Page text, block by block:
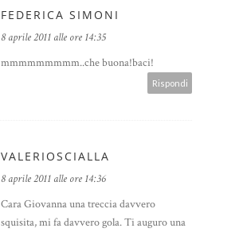
FEDERICA SIMONI
8 aprile 2011 alle ore 14:35
mmmmmmmmm..che buona!baci!
Rispondi
VALERIOSCIALLA
8 aprile 2011 alle ore 14:36
Cara Giovanna una treccia davvero
squisita, mi fa davvero gola. Ti auguro una